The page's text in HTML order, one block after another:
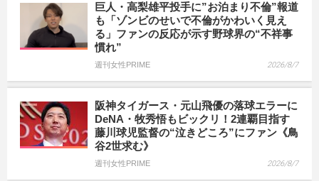
巨人・高梨雄平投手に”お泊まり不倫”報道
も「ゾンビのせいで不倫がかわいく見え
る」ファンの反応が示す野球界の“不祥事
慣れ”
週刊女性PRIME 2026/8/7
阪神タイガース・元山飛優の落球エラーに
DeNA・牧秀悟もビックリ！2連覇目指す
藤川球児監督の“泣きどころ”にファン《鳥
谷2世求む》
週刊女性PRIME 2026/8/7